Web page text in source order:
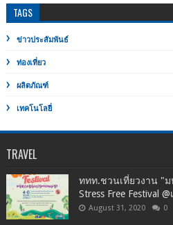
TAGS
ข่าวประสัมพันธ์
ท่องเที่ยว
ผลิตภัณฑ์
เทคโนโลยี่
TRAVEL
ททท.ชวนเที่ยวงาน "
Stress Free Festival
August 31, 2020 0